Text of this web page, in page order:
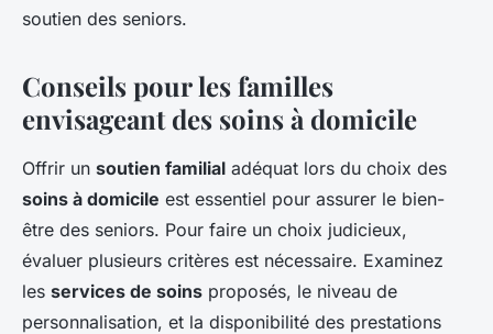
soutien des seniors.
Conseils pour les familles
envisageant des soins à domicile
Offrir un soutien familial adéquat lors du choix des
soins à domicile est essentiel pour assurer le bien-
être des seniors. Pour faire un choix judicieux,
évaluer plusieurs critères est nécessaire. Examinez
les services de soins proposés, le niveau de
personnalisation, et la disponibilité des prestations